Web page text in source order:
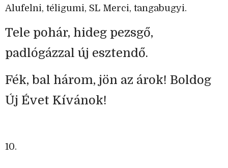
Alufelni, téligumi, SL Merci, tangabugyi.
Tele pohár, hideg pezsgő,
padlógázzal új esztendő.
Fék, bal három, jön az árok! Boldog
Új Évet Kívánok!
10.